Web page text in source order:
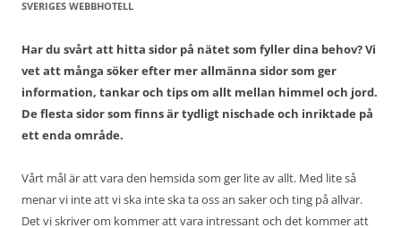
SVERIGES WEBBHOTELL
Har du svårt att hitta sidor på nätet som fyller dina behov? Vi
vet att många söker efter mer allmänna sidor som ger
information, tankar och tips om allt mellan himmel och jord.
De flesta sidor som finns är tydligt nischade och inriktade på
ett enda område.
Vårt mål är att vara den hemsida som ger lite av allt. Med lite så
menar vi inte att vi ska inte ska ta oss an saker och ting på allvar.
Det vi skriver om kommer att vara intressant och det kommer att